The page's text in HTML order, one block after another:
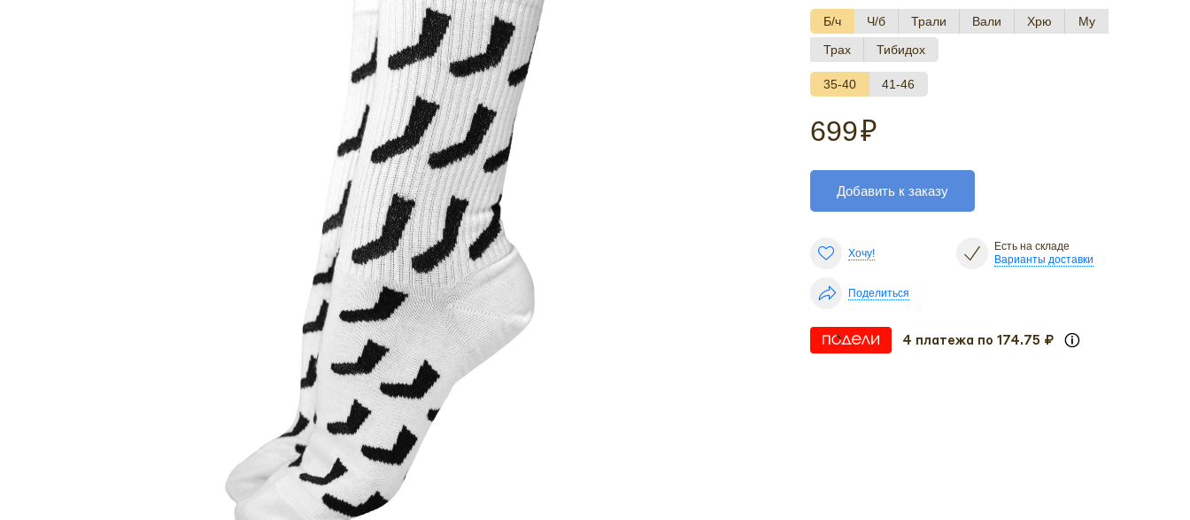
Б/ч Ч/б Трали Вали Хрю
Му
Трах
Тибидох
35-40 41-46
699₽
Добавить к заказу
Хочу!
Есть на складе
Варианты доставки
Поделиться
4 платежа по 174.75 ₽